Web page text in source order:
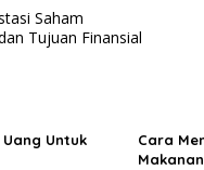
Saham
Tujuan Finansial
Untuk
Cara